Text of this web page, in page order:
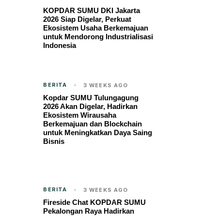
KOPDAR SUMU DKI Jakarta
2026 Siap Digelar, Perkuat
Ekosistem Usaha Berkemajuan
untuk Mendorong Industrialisasi
Indonesia
BERITA 3 WEEKS AGO
Kopdar SUMU Tulungagung
2026 Akan Digelar, Hadirkan
Ekosistem Wirausaha
Berkemajuan dan Blockchain
untuk Meningkatkan Daya Saing
Bisnis
BERITA 3 WEEKS AGO
Fireside Chat KOPDAR SUMU
Pekalongan Raya Hadirkan